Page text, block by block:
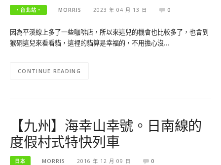
‧台北站‧ MORRIS 2023 年 04 月 13 日 0
因為平溪線上多了一些咖啡店，所以來這兒的機會也比較多了，也會到
猴硐這兒來看看貓，這裡的貓算是幸福的，不用擔心沒…
CONTINUE READING
【九州】海幸山幸號。日南線的
度假村式特快列車
日本 MORRIS 2016 年 12 月 09 日 0